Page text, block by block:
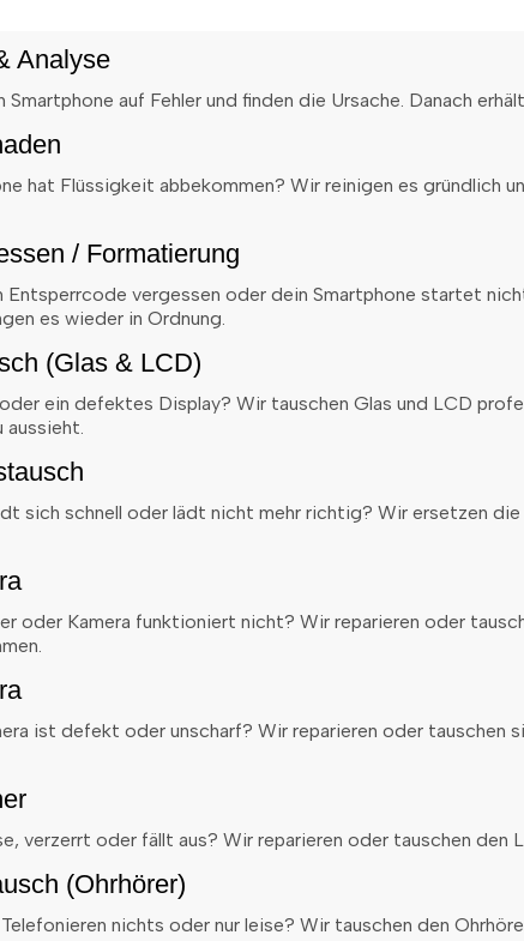
Analyse
Smartphone auf Fehler und finden die Ursache. Danach
hat Flüssigkeit abbekommen? Wir reinigen es gründlich
/ Formatierung
Entsperrcode vergessen oder dein Smartphone startet
es wieder in Ordnung.
(Glas & LCD)
ein defektes Display? Wir tauschen Glas und LCD
aussieht.
sich schnell oder lädt nicht mehr richtig? Wir ersetzen
oder Kamera funktioniert nicht? Wir reparieren oder
ist defekt oder unscharf? Wir reparieren oder tauschen
verzerrt oder fällt aus? Wir reparieren oder tauschen den
(Ohrhörer)
nichts oder nur leise? Wir tauschen den